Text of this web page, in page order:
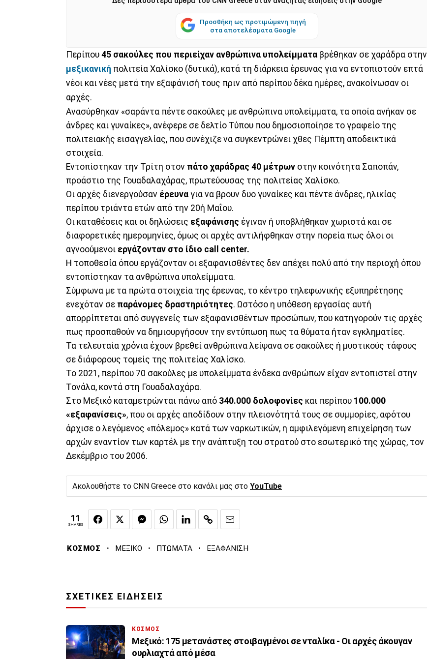
Προσθήκη ως προτιμώμενη πηγή
στα αποτελέσματα Google
Περίπου 45 σακούλες που περιείχαν ανθρώπινα υπολείμματα βρέθηκαν σε χαράδρα στην
μεξικανική πολιτεία Χαλίσκο (δυτικά), κατά τη διάρκεια έρευνας για να εντοπιστούν επτά
νέοι και νέες μετά την εξαφάνισή τους πριν από περίπου δέκα ημέρες, ανακοίνωσαν οι
αρχές.
Ανασύρθηκαν «σαράντα πέντε σακούλες με ανθρώπινα υπολείμματα, τα οποία ανήκαν σε
άνδρες και γυναίκες», ανέφερε σε δελτίο Τύπου που δημοσιοποίησε το γραφείο της
πολιτειακής εισαγγελίας, που συνέχιζε να συγκεντρώνει χθες Πέμπτη αποδεικτικά
στοιχεία.
Εντοπίστηκαν την Τρίτη στον πάτο χαράδρας 40 μέτρων στην κοινότητα Σαποπάν,
προάστιο της Γουαδαλαχάρας, πρωτεύουσας της πολιτείας Χαλίσκο.
Οι αρχές διενεργούσαν έρευνα για να βρουν δυο γυναίκες και πέντε άνδρες, ηλικίας
περίπου τριάντα ετών από την 20ή Μαΐου.
Οι καταθέσεις και οι δηλώσεις εξαφάνισης έγιναν ή υποβλήθηκαν χωριστά και σε
διαφορετικές ημερομηνίες, όμως οι αρχές αντιλήφθηκαν στην πορεία πως όλοι οι
αγνοούμενοι εργάζονταν στο ίδιο call center.
Η τοποθεσία όπου εργάζονταν οι εξαφανισθέντες δεν απέχει πολύ από την περιοχή όπου
εντοπίστηκαν τα ανθρώπινα υπολείμματα.
Σύμφωνα με τα πρώτα στοιχεία της έρευνας, το κέντρο τηλεφωνικής εξυπηρέτησης
ενεχόταν σε παράνομες δραστηριότητες. Ωστόσο η υπόθεση εργασίας αυτή
απορρίπτεται από συγγενείς των εξαφανισθέντων προσώπων, που κατηγορούν τις αρχές
πως προσπαθούν να δημιουργήσουν την εντύπωση πως τα θύματα ήταν εγκληματίες.
Τα τελευταία χρόνια έχουν βρεθεί ανθρώπινα λείψανα σε σακούλες ή μυστικούς τάφους
σε διάφορους τομείς της πολιτείας Χαλίσκο.
Το 2021, περίπου 70 σακούλες με υπολείμματα ένδεκα ανθρώπων είχαν εντοπιστεί στην
Τονάλα, κοντά στη Γουαδαλαχάρα.
Στο Μεξικό καταμετρώνται πάνω από 340.000 δολοφονίες και περίπου 100.000
«εξαφανίσεις», που οι αρχές αποδίδουν στην πλειονότητά τους σε συμμορίες, αφότου
άρχισε ο λεγόμενος «πόλεμος» κατά των ναρκωτικών, η αμφιλεγόμενη επιχείρηση των
αρχών εναντίον των καρτέλ με την ανάπτυξη του στρατού στο εσωτερικό της χώρας, τον
Δεκέμβριο του 2006.
Ακολουθήστε το CNN Greece στο κανάλι μας στο YouTube
11
SHARES
ΚΟΣΜΟΣ · ΜΕΞΙΚΟ · ΠΤΩΜΑΤΑ · ΕΞΑΦΑΝΙΣΗ
ΣΧΕΤΙΚΕΣ ΕΙΔΗΣΕΙΣ
ΚΟΣΜΟΣ
Μεξικό: 175 μετανάστες στοιβαγμένοι σε νταλίκα - Οι αρχές άκουγαν
ουρλιαχτά από μέσα